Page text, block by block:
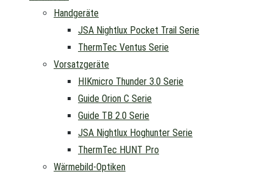
Handgeräte
JSA Nightlux Pocket Trail Serie
ThermTec Ventus Serie
Vorsatzgeräte
HIKmicro Thunder 3.0 Serie
Guide Orion C Serie
Guide TB 2.0 Serie
JSA Nightlux Hoghunter Serie
ThermTec HUNT Pro
Wärmebild-Optiken